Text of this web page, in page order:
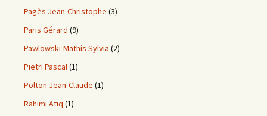
Pagès Jean-Christophe (3)
Paris Gérard (9)
Pawlowski-Mathis Sylvia (2)
Pietri Pascal(1)
Polton Jean-Claude (1)
Rahimi Atiq (1)